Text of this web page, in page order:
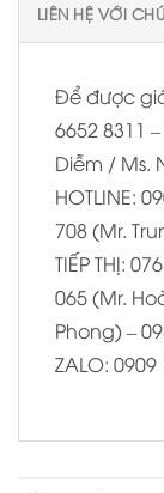
LIÊN HỆ VỚI
Để được
6652 8311
Diễm / Ms.
HOTLINE:
708 (Mr.
TIẾP THỊ:
065 (Mr.
Phong) –
ZALO: 0909